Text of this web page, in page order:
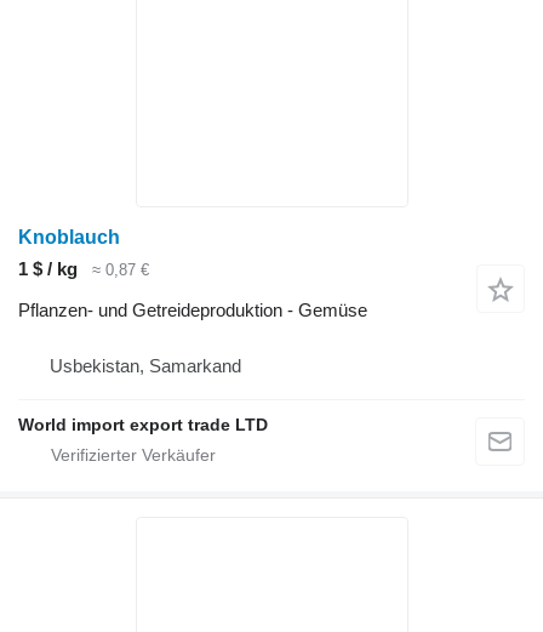
Knoblauch
1 $ / kg
≈ 0,87 €
Pflanzen- und Getreideproduktion - Gemüse
Usbekistan, Samarkand
World import export trade LTD